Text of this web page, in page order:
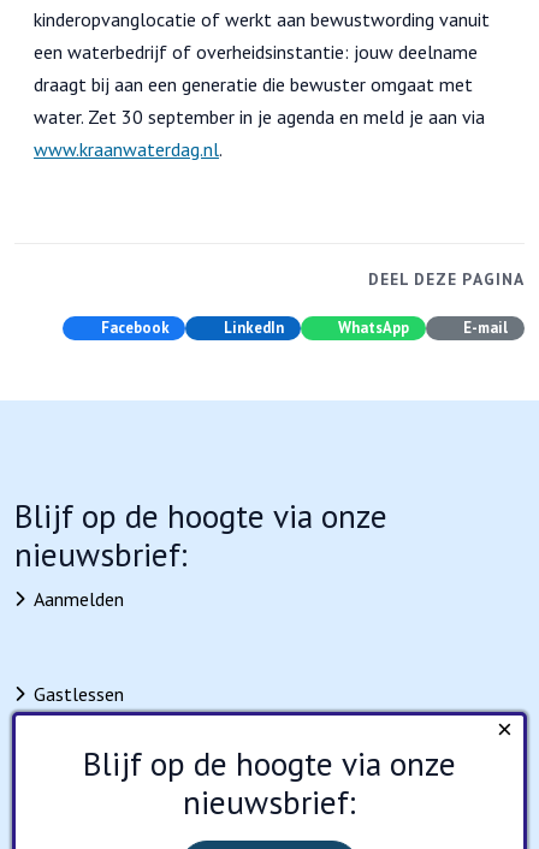
kinderopvanglocatie of werkt aan bewustwording vanuit
een waterbedrijf of overheidsinstantie: jouw deelname
draagt bij aan een generatie die bewuster omgaat met
water. Zet 30 september in je agenda en meld je aan via
www.kraanwaterdag.nl.
DEEL DEZE PAGINA
Facebook LinkedIn WhatsApp E-mail
Blijf op de hoogte via onze
nieuwsbrief:
Aanmelden
Gastlessen
Nieuws
×
Blijf op de hoogte via onze
nieuwsbrief: